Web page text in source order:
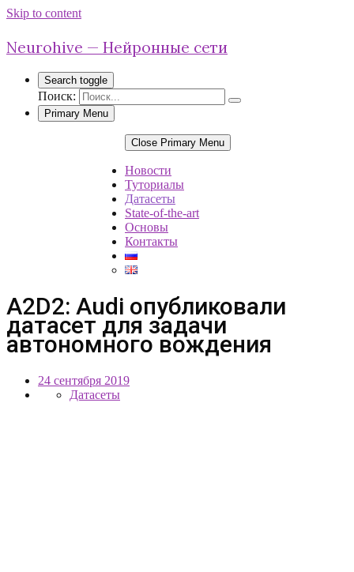
Skip to content
Neurohive — Нейронные сети
Search toggle
Поиск:
Primary Menu
Close Primary Menu
Новости
Туториалы
Датасеты
State-of-the-art
Основы
Контакты
A2D2: Audi опубликовали
датасет для задачи
автономного вождения
24 сентября 2019
Датасеты